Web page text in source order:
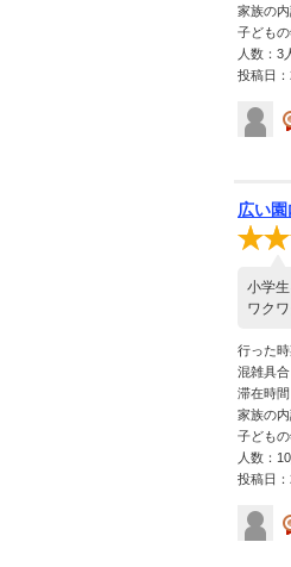
家族の
子ども
人数：3
投稿日
広い
小学
ワク
行った
混雑具
滞在時
家族の
子ども
人数：
投稿日